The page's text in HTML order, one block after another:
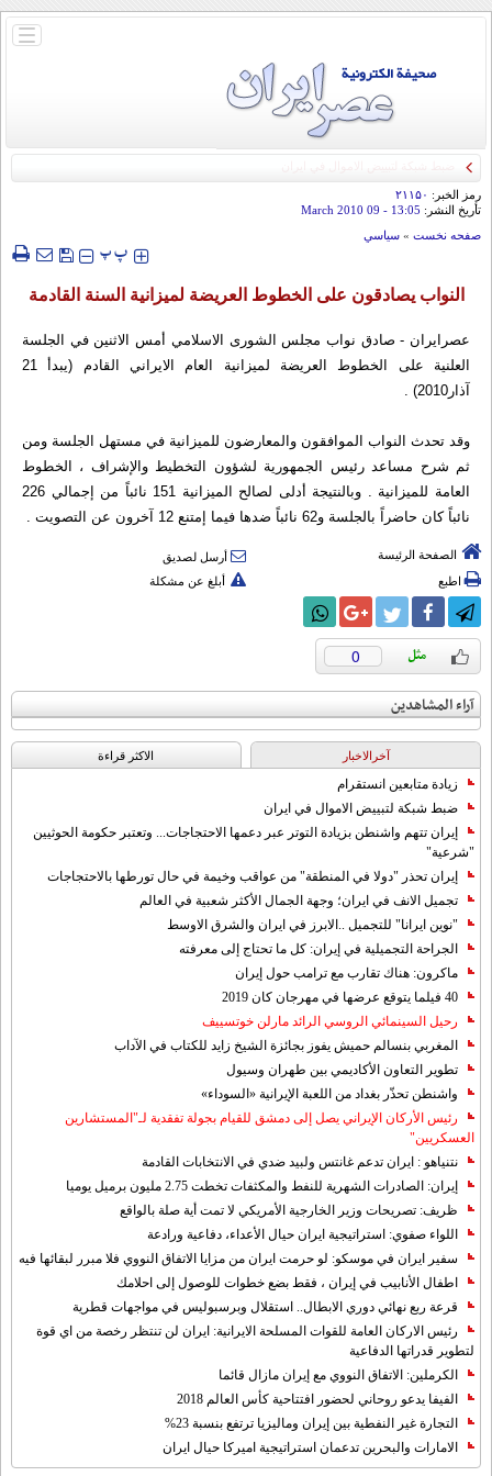
باز
رمز الخبر: ۲۱۱۵۰
تأريخ النشر: 13:05
- 09 March 2010
صفحه نخست » سياسي
‍‍‍ پپ
النواب يصادقون على الخطوط العريضة لميزانية السنة القادمة
عصرایران - صادق نواب مجلس الشورى الاسلامي أمس الاثنين في الجلسة
العلنية على الخطوط العريضة لميزانية العام الايراني القادم (يبدأ 21
آذار2010) .
وقد تحدث النواب الموافقون والمعارضون للميزانية في مستهل الجلسة ومن
ثم شرح مساعد رئيس الجمهورية لشؤون التخطيط والإشراف ، الخطوط
العامة للميزانية . وبالنتيجة أدلى لصالح الميزانية 151 نائباً من إجمالي 226
نائباً كان حاضراً بالجلسة و62 نائباً ضدها فيما إمتنع 12 آخرون عن التصويت .
الصفحة الرئيسة
أرسل لصديق
اطبع
أبلغ عن مشكلة
0
آراء المشاهدين
آخرالاخبار الاکثر قراءة
زيادة متابعين انستقرام
ضبط شبكة لتبييض الاموال في ايران
إيران تتهم واشنطن بزيادة التوتر عبر دعمها الاحتجاجات... وتعتبر حكومة الحوثيين
"شرعية"
إيران تحذر "دولا في المنطقة" من عواقب وخيمة في حال تورطها بالاحتجاجات
تجميل الانف في ايران؛ وجهة الجمال الأكثر شعبية في العالم
"نوين ايرانا" للتجميل ..الابرز في ايران والشرق الاوسط
الجراحة التجميلية في إيران: كل ما تحتاج إلى معرفته
ماكرون: هناك تقارب مع ترامب حول إيران
40 فيلما يتوقع عرضها في مهرجان كان 2019
رحيل السينمائي الروسي الرائد مارلن خوتسييف
المغربي بنسالم حميش يفوز بجائزة الشيخ زايد للكتاب في الآداب
تطوير التعاون الأكاديمي بين طهران وسيول
واشنطن تحذّر بغداد من اللعبة الإيرانية «السوداء»
رئيس الأركان الإيراني يصل إلى دمشق للقيام بجولة تفقدية لـ"المستشارين
العسكريين"
نتنياهو : ايران تدعم غانتس ولبيد ضدي في الانتخابات القادمة
إيران: الصادرات الشهریة للنفط والمكثفات تخطت 2.75 مليون برميل يوميا
ظريف: تصريحات وزير الخارجية الأمريكي لا تمت أية صلة بالواقع
اللواء صفوي: استراتيجية ايران حيال الأعداء، دفاعية ورادعة
سفير ايران في موسكو: لو حرمت ايران من مزايا الاتفاق النووي فلا مبرر لبقائها فيه
اطفال الأنابيب في إيران ، فقط بضع خطوات للوصول إلى احلامك
قرعة ربع نهائي دوري الابطال.. استقلال وبرسبوليس في مواجهات قطرية
رئيس الاركان العامة للقوات المسلحة الايرانية: ايران لن تنتظر رخصة من اي قوة
لتطوير قدراتها الدفاعية
الكرملين: الاتفاق النووي مع إيران مازال قائما
الفيفا يدعو روحاني لحضور افتتاحية كأس العالم 2018
التجارة غیر النفطیة بین إیران ومالیزیا ترتفع بنسبة 23%
الامارات والبحرين تدعمان استراتيجية اميركا حيال ايران